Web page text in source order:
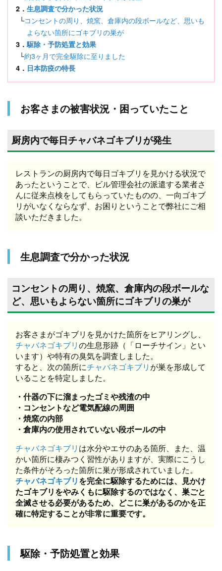
2． 生息調査で分かった状況
└コンセントの周り、焼窯、倉庫内の段ボールなど、思いも
よらない箇所にゴキブリの巣が
3．駆除・予防処置と効果
└約3ヶ月で完全駆除に至りました
4． 日本防疫の特長
お客さまの被害状況・困っていたこと
厨房内で毎日チャバネゴキブリが発生
レストランの厨房内で毎日ゴキブリを見かける状況で
あったということで、ビル管理会社の派遣する業者さ
んに従来点検をしてもらっていたものの、一向ゴキブ
リがいなくならなず、お困りということで弊社にご相
談いただきました。
生息調査で分かった状況
コンセントの周り、焼窯、倉庫内の段ボールな
ど、思いもよらない箇所にゴキブリの巣が
お客さまがゴキブリを見かけた箇所をヒアリングし、
チャバネゴキブリの生息形跡（「ローチサイン」とい
います）や特有の臭気を調査しました。
すると、次の箇所にチャバネゴキブリ が巣を形成して
いることを特定しました。
・什器の下に溜まったゴミや残渣の中
・コンセントなど電気配線の周囲
・焼窯の内部
・倉庫内の使用されていない段ボールの中
チャバネゴキブリ は水分やエサのある箇所、また、温
かい箇所に棲みつく習性がありますが、実際にこうし
た条件がそろった箇所に巣が形成されていました。
チャバネゴキブリを完全に駆除するためには、見かけ
たゴキブリをやみくもに駆除するのではなく、巣ごと
全滅させる必要があるため、どこに巣があるのかを正
確に特定することが非常に重要です。
駆除・予防処置と効果